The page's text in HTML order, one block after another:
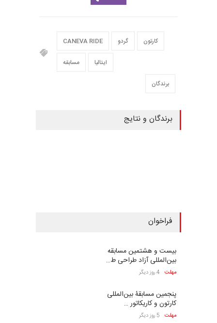
CANEVA RIDE گردو کارتون
مسابقه ایتالیا
برندگان
برندگان و نتایج
فراخوان
بیست و هشتمین مسابقه
بین‌المللی آزاد طراحی ط…
مهلت 4 روز دیگر
پنجمین مسابقۀ بین‌المللی
کارتون و کاریکاتور …
مهلت 5 روز دیگر